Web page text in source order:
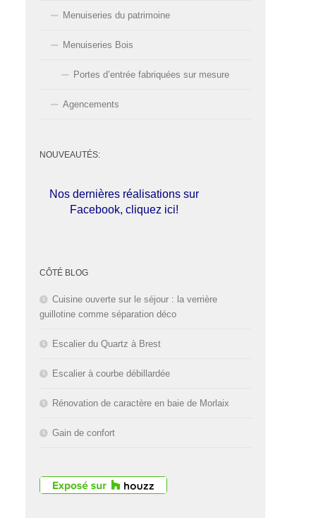
Menuiseries du patrimoine
Menuiseries Bois
Portes d’entrée fabriquées sur mesure
Agencements
NOUVEAUTÉS:
Nos dernières réalisations sur
Facebook, cliquez ici!
congés d'été du
CÔTÉ BLOG
Cuisine ouverte sur le séjour : la verrière
guillotine comme séparation déco
Escalier du Quartz à Brest
Escalier à courbe débillardée
Rénovation de caractère en baie de Morlaix
Gain de confort